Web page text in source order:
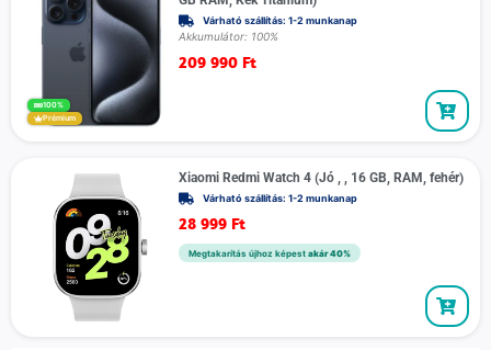
100%
Prémium
Várható szállítás: 1-2 munkanap
Akkumulátor: 100%
209 990 Ft
Xiaomi Redmi Watch 4 (Jó , , 16 GB, RAM, fehér)
Várható szállítás: 1-2 munkanap
28 999 Ft
Megtakarítás újhoz képest akár 40%